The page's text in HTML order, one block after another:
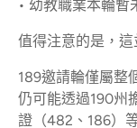
• 幼教職業本輪暫
值得注意的是，
189邀請輪僅屬整
仍可能透過190州
證（482、186）